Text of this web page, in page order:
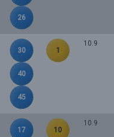
26
30
40
45
1
10.9
17
10
10.9